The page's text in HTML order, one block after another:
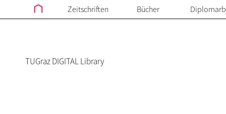
Zeitschriften Bücher
TUGraz DIGITAL Library